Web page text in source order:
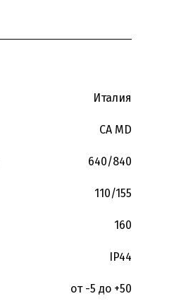
Италия
CA MD
640/840
110/155
160
IP44
от -5 до +50